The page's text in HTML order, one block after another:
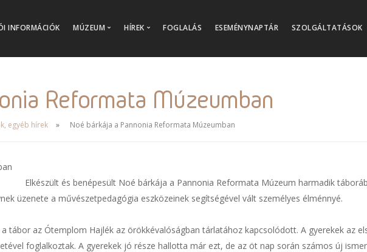
INFORMÁCIÓK MÚZEUM
Múzeumi tanulás
Online múzeum
Múzeumtörténet
HÍREK FOGLALÁS ESEMÉNYNAPTÁR SZOLGÁLTATÁSOK
Reformata Múzeumban
egyéb hírek Noé bárkája a Pannonia Reformata Múzeumban
Elkészült és benépesült Noé bárkája a Pannonia Reformata Múzeum harmadik
üzenete a művészetpedagógia eszközeinek segítségével vált személyes élménnyé.
tábor az Ótemplom Hajlék az örökkévalóságban tárlatához kapcsolódott. A gyerekek az
foglalkoztak. A gyerekek jó része hallotta már ezt, de az öt nap során számos új